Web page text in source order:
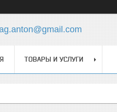
ТОВАРЫ И УСЛУГИ